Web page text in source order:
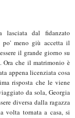
lasciata dal fidanzato
meno giù accetta il
il grande giorno su
Ora che il matrimonio è
appena licenziata cosa
risposta che le viene
da sola, Georgia
diversa dalla ragazza
volta tornata a casa, si